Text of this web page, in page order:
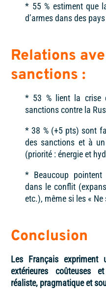
* 55 % estiment que
d’armes dans des
Relations
sanctions :
* 53 %lient la crise
sanctions contre la
* 38 %(+5 pts) sont
des sanctions et à
(priorité : énergie et
* Beaucoup pointent
dans le conflit
etc.), même si les «
Conclusion
Les Français expriment
extérieures coûteuseset
réaliste, pragmatique et